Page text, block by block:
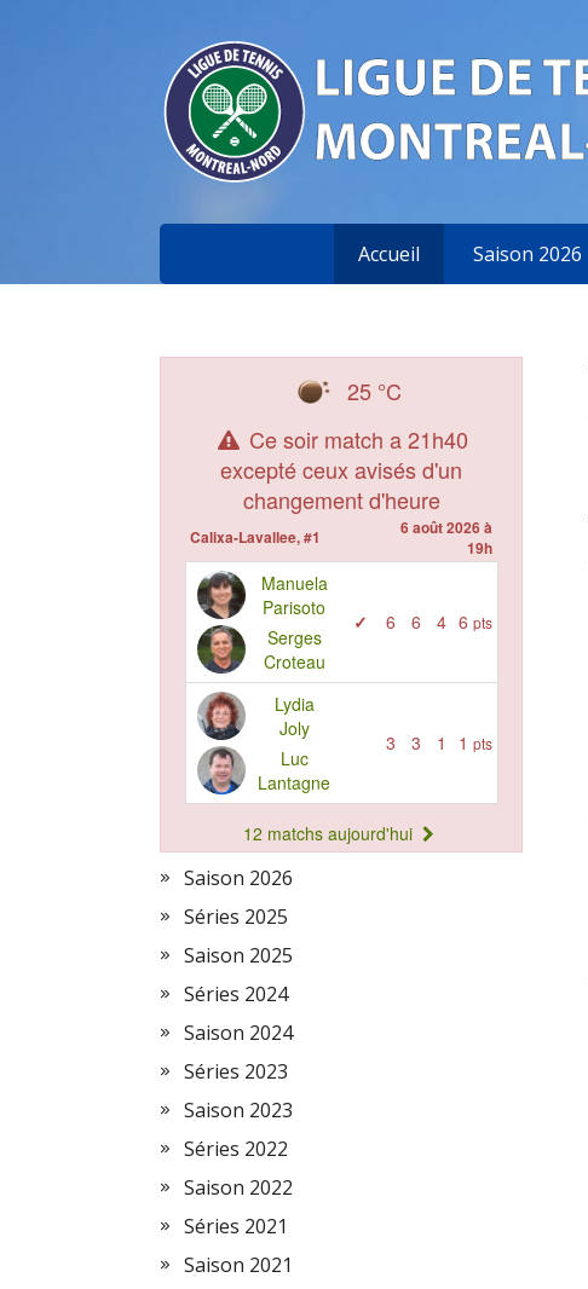
Accueil Saison 2026
Saison 2026
Séries 2025
Saison 2025
Séries 2024
Saison 2024
Séries 2023
Saison 2023
Séries 2022
Saison 2022
Séries 2021
Saison 2021